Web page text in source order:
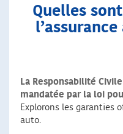
Quelles
La Responsabilité
mandatée par la loi
Explorons les garanties
auto.